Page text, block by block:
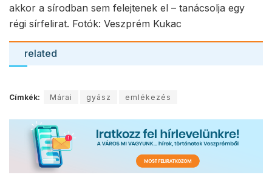
akkor a sírodban sem felejtenek el – tanácsolja egy
régi sírfelirat. Fotók: Veszprém Kukac
related
Címkék: Márai gyász emlékezés